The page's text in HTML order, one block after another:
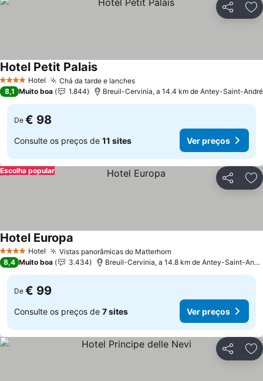
Partilhar
4 EstrelasHotel Chá da tarde e lanchesVer preços
Hotel Petit PalaisVer preços
8,1 Muito boa 1.844 Breuil-Cervinia, a 14.4 km de Antey-Saint-André
De € 98
Consulte os preços de 11 sites Ver preços
Partilhar
Escolha popular
4 EstrelasHotel Vistas panorâmicas do Matterhorn
Hotel Europa
8,4 Muito boa 3.434 Breuil-Cervinia, a 14.8 km de Antey-Saint-
De € 99
Consulte os preços de 7 sites Ver preços
Partilhar